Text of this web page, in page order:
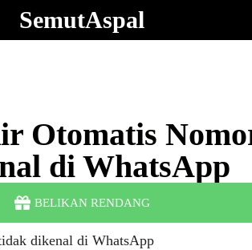
SemutAspal
Otomatis
di WhatsApp
BELIKAN RENDANG